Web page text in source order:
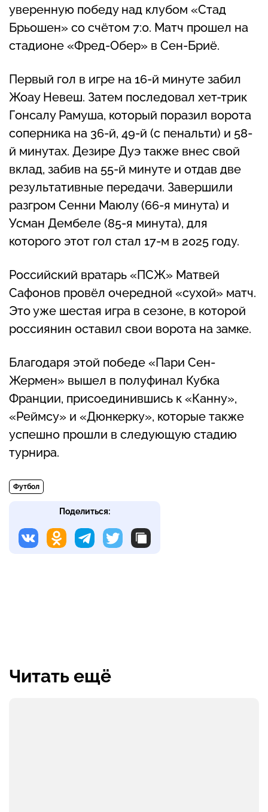
уверенную победу над клубом «Стад
Брьошен» со счётом 7:0. Матч прошел на
стадионе «Фред-Обер» в Сен-Бриё.
Первый гол в игре на 16-й минуте забил
Жоау Невеш. Затем последовал хет-трик
Гонсалу Рамуша, который поразил ворота
соперника на 36-й, 49-й (с пенальти) и 58-
й минутах. Дезире Дуэ также внес свой
вклад, забив на 55-й минуте и отдав две
результативные передачи. Завершили
разгром Сенни Маюлу (66-я минута) и
Усман Дембеле (85-я минута), для
которого этот гол стал 17-м в 2025 году.
Российский вратарь «ПСЖ» Матвей
Сафонов провёл очередной «сухой» матч.
Это уже шестая игра в сезоне, в которой
россиянин оставил свои ворота на замке.
Благодаря этой победе «Пари Сен-
Жермен» вышел в полуфинал Кубка
Франции, присоединившись к «Канну»,
«Реймсу» и «Дюнкерку», которые также
успешно прошли в следующую стадию
турнира.
Футбол
Поделиться:
Читать ещё